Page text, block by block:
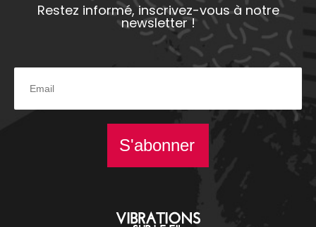
Restez informé, inscrivez-vous à notre
newsletter !
S'abonner